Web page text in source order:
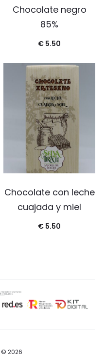
Chocolate negro
85%
€ 5.50
Chocolate con leche
cuajada y miel
€ 5.50
2026